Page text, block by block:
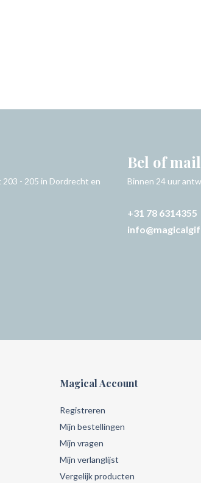
- 205 in Dordrecht en
Bel of
Binnen 24 uur
+31 78 6314355
Magical Account
Registreren
Mijn bestellingen
Mijn vragen
Mijn verlanglijst
Vergelijk producten